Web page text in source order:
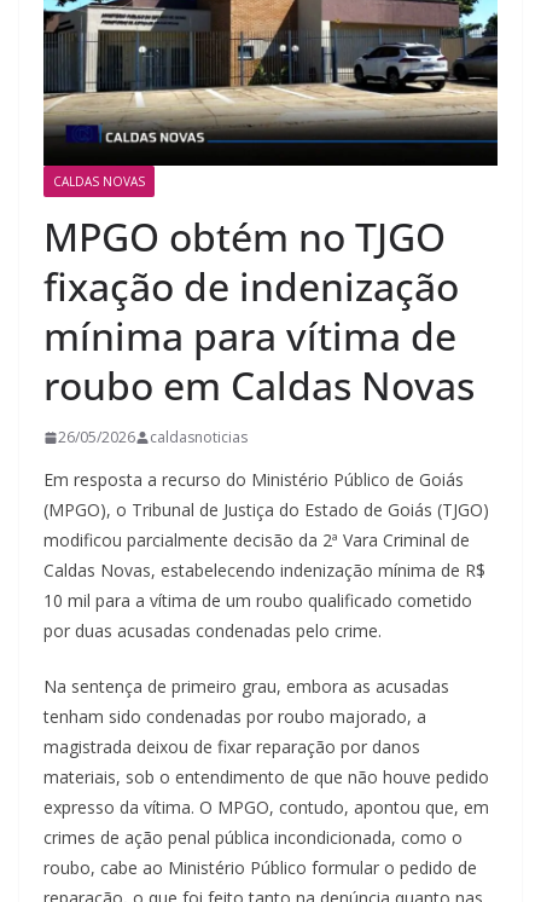
CALDAS NOVAS
MPGO obtém no TJGO
fixação de indenização
mínima para vítima de
roubo em Caldas Novas
26/05/2026 caldasnoticias
Em resposta a recurso do Ministério Público de Goiás
(MPGO), o Tribunal de Justiça do Estado de Goiás (TJGO)
modificou parcialmente decisão da 2ª Vara Criminal de
Caldas Novas, estabelecendo indenização mínima de R$
10 mil para a vítima de um roubo qualificado cometido
por duas acusadas condenadas pelo crime.
Na sentença de primeiro grau, embora as acusadas
tenham sido condenadas por roubo majorado, a
magistrada deixou de fixar reparação por danos
materiais, sob o entendimento de que não houve pedido
expresso da vítima. O MPGO, contudo, apontou que, em
crimes de ação penal pública incondicionada, como o
roubo, cabe ao Ministério Público formular o pedido de